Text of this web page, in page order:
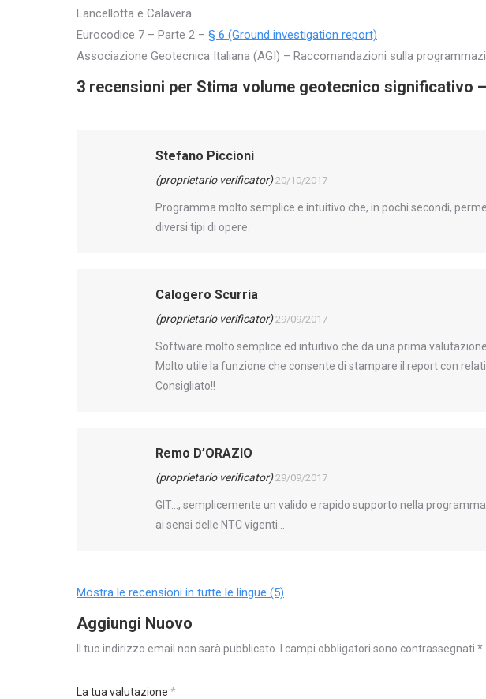
Lancellotta e Calavera
Eurocodice 7 – Parte 2 – § 6 (Ground investigation report)
Associazione Geotecnica Italiana (AGI) – Raccomandazioni sulla
3 recensioni per Stima volume geotecnico significativo
Stefano Piccioni
(proprietario verificator) 20/10/2017
Programma molto semplice e intuitivo che, in pochi secondi,
diversi tipi di opere.
Calogero Scurria
(proprietario verificator) 29/09/2017
Software molto semplice ed intuitivo che da una prima
Molto utile la funzione che consente di stampare il report con
Consigliato!!
Remo D’ORAZIO
(proprietario verificator) 29/09/2017
GIT…, semplicemente un valido e rapido supporto nella
ai sensi delle NTC vigenti…
Mostra le recensioni in tutte le lingue (5)
Aggiungi Nuovo
Il tuo indirizzo email non sarà pubblicato. I campi obbligatori sono contrassegnati *
La tua valutazione *